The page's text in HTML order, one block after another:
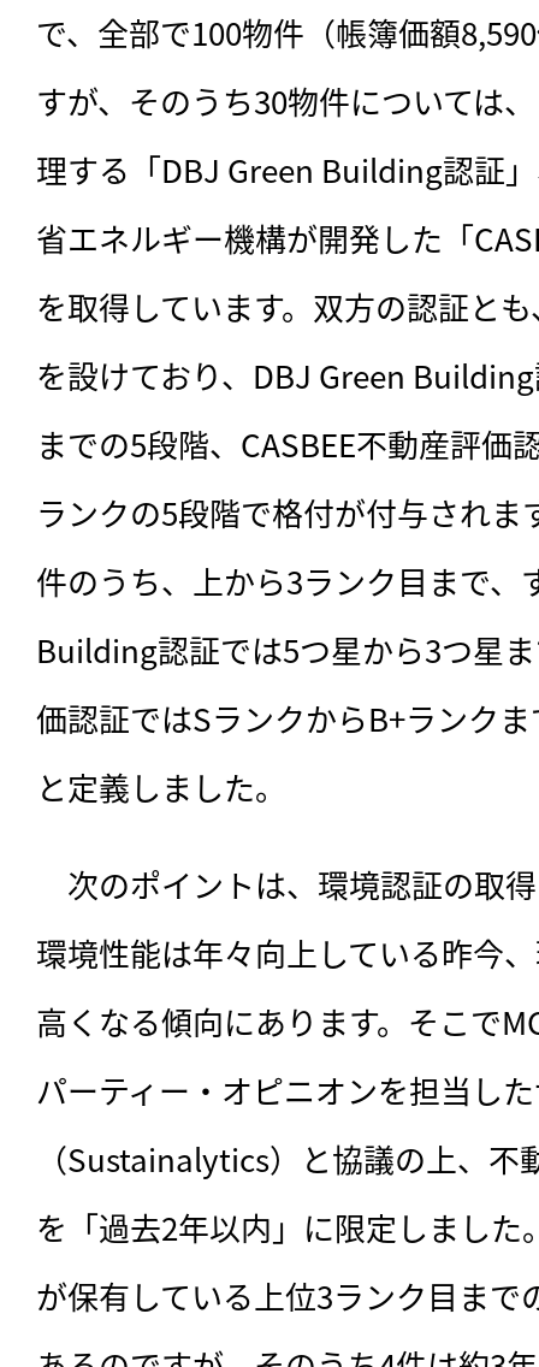
で、全部で100物件（帳簿価額
すが、そのうち30物件については
理する「DBJ Green Building認証
省エネルギー機構が開発した「
を取得しています。双方の認証と
を設けており、DBJ Green
までの5段階、CASBEE不動産評価
ランクの5段階で格付が付与されま
件のうち、上から3ランク目まで、
Building認証では5つ星から3つ星
価認証ではSランクからB+ランク
と定義しました。
次のポイントは、環境認証の取
環境性能は年々向上している昨今
高くなる傾向にあります。そこで
パーティー・オピニオンを担当し
（Sustainalytics）と協議の上、
を「過去2年以内」に限定しました
が保有している上位3ランク目まで